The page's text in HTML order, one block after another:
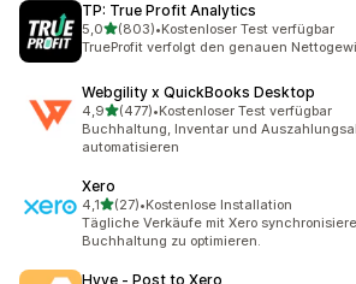
TP: True Profit Analytics
5,0von 5 Sternen
(803)
803 Rezensionen insgesamt
•Kostenloser Test verfügbar
TrueProfit verfolgt den genauen
Webgility x QuickBooks Desktop
4,9von 5 Sternen
(477)
477 Rezensionen insgesamt
•Kostenloser Test verfügbar
Buchhaltung, Inventar und
automatisieren
Xero
4,1von 5 Sternen
(27)
27 Rezensionen insgesamt
•Kostenlose Installation
Tägliche Verkäufe mit Xero
Buchhaltung zu optimieren.
Hyve ‑ Post to Xero